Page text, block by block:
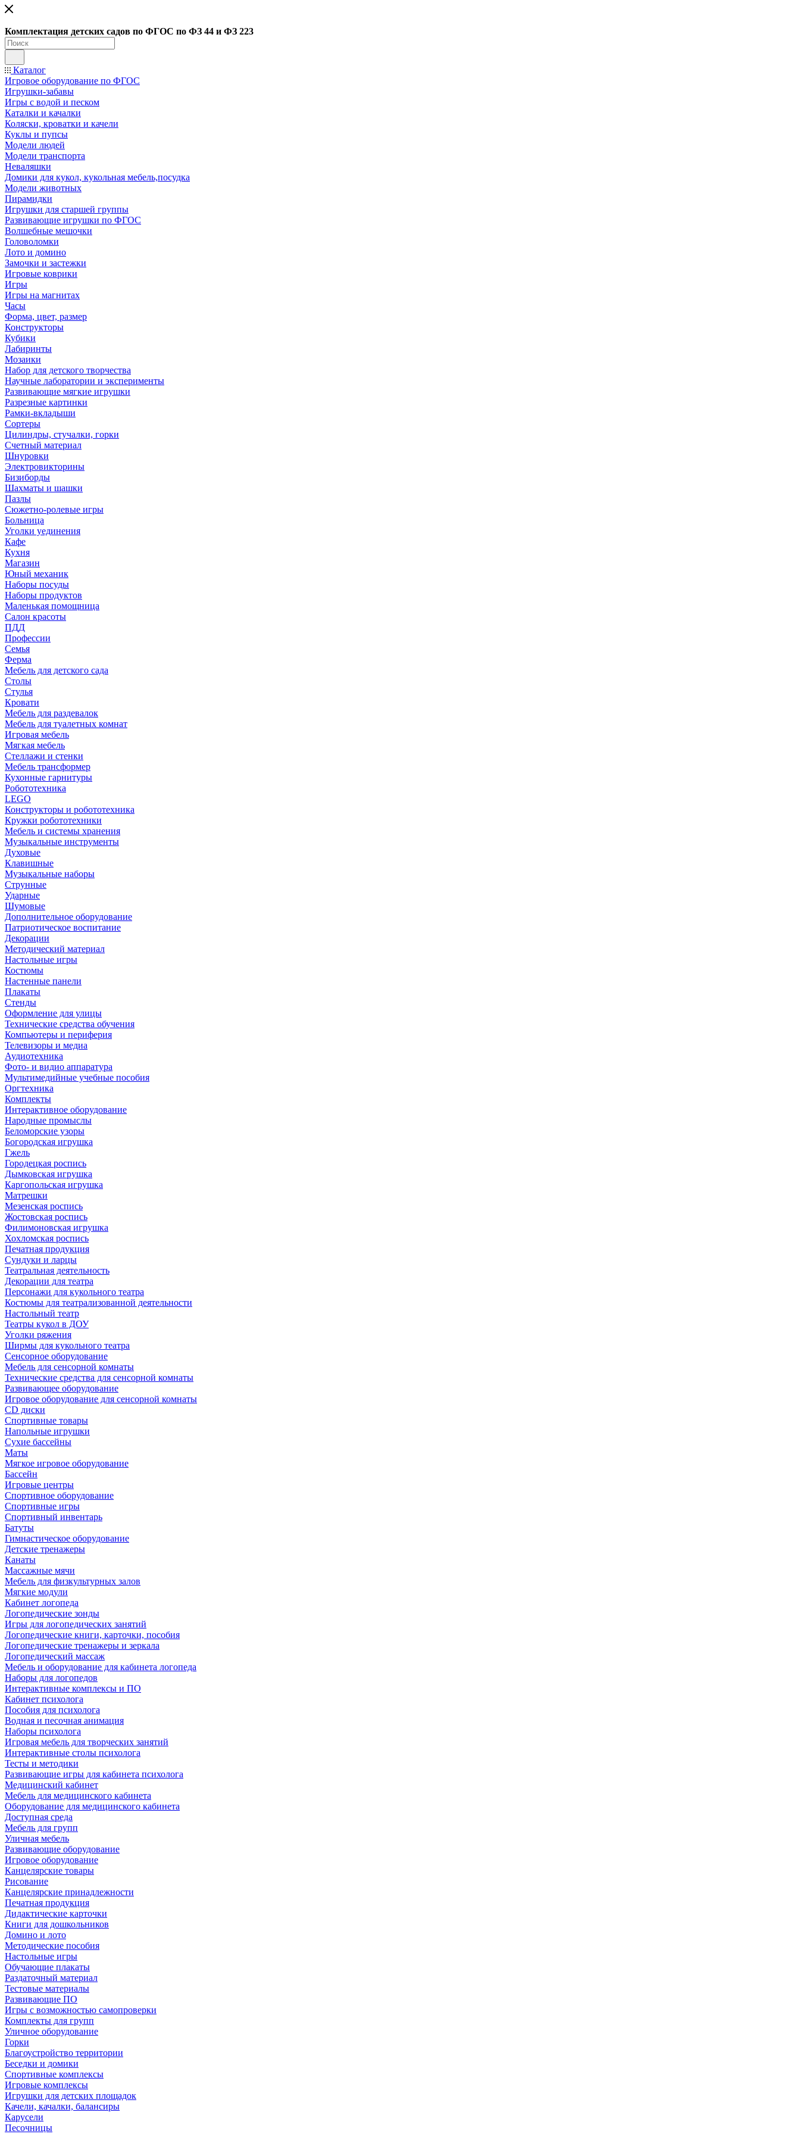
Комплектация детских садов по ФГОC по ФЗ 44 и ФЗ 223
Каталог
Игровое оборудование по ФГОС
Игрушки-забавы
Игры с водой и песком
Каталки и качалки
Коляски, кроватки и качели
Куклы и пупсы
Модели людей
Модели транспорта
Неваляшки
Домики для кукол, кукольная мебель,посудка
Модели животных
Пирамидки
Игрушки для старшей группы
Развивающие игрушки по ФГОС
Волшебные мешочки
Головоломки
Лото и домино
Замочки и застежки
Игровые коврики
Игры
Игры на магнитах
Часы
Форма, цвет, размер
Конструкторы
Кубики
Лабиринты
Мозаики
Набор для детского творчества
Научные лаборатории и эксперименты
Развивающие мягкие игрушки
Разрезные картинки
Рамки-вкладыши
Сортеры
Цилиндры, стучалки, горки
Счетный материал
Шнуровки
Электровикторины
Бизиборды
Шахматы и шашки
Пазлы
Сюжетно-ролевые игры
Больница
Уголки уединения
Кафе
Кухня
Магазин
Юный механик
Наборы посуды
Наборы продуктов
Маленькая помощница
Салон красоты
ПДД
Профессии
Семья
Ферма
Мебель для детского сада
Столы
Cтулья
Кровати
Мебель для раздевалок
Мебель для туалетных комнат
Игровая мебель
Мягкая мебель
Стеллажи и стенки
Мебель трансформер
Кухонные гарнитуры
Робототехника
LEGO
Конструкторы и робототехника
Кружки робототехники
Мебель и системы хранения
Музыкальные инструменты
Духовые
Клавишные
Музыкальные наборы
Струнные
Ударные
Шумовые
Дополнительное оборудование
Патриотическое воспитание
Декорации
Методический материал
Настольные игры
Костюмы
Настенные панели
Плакаты
Стенды
Оформление для улицы
Технические средства обучения
Компьютеры и периферия
Телевизоры и медиа
Аудиотехника
Фото- и видио аппаратура
Мультимедийные учебные пособия
Оргтехника
Комплекты
Интерактивное оборудование
Народные промыслы
Беломорские узоры
Богородская игрушка
Гжель
Городецкая роспись
Дымковская игрушка
Каргопольская игрушка
Матрешки
Мезенская роспись
Жостовская роспись
Филимоновская игрушка
Хохломская роспись
Печатная продукция
Сундуки и ларцы
Театральная деятельность
Декорации для театра
Персонажи для кукольного театра
Костюмы для театрализованной деятельности
Настольный театр
Театры кукол в ДОУ
Уголки ряжения
Ширмы для кукольного театра
Сенсорное оборудование
Мебель для сенсорной комнаты
Технические средства для сенсорной комнаты
Развивающее оборудование
Игровое оборудование для сенсорной комнаты
CD диски
Спортивные товары
Напольные игрушки
Сухие бассейны
Маты
Мягкое игровое оборудование
Бассейн
Игровые центры
Спортивное оборудование
Спортивные игры
Спортивный инвентарь
Батуты
Гимнастическое оборудование
Детские тренажеры
Канаты
Массажные мячи
Мебель для физкультурных залов
Мягкие модули
Кабинет логопеда
Логопедические зонды
Игры для логопедических занятий
Логопедические книги, карточки, пособия
Логопедические тренажеры и зеркала
Логопедический массаж
Мебель и оборудование для кабинета логопеда
Наборы для логопедов
Интерактивные комплексы и ПО
Кабинет психолога
Пособия для психолога
Водная и песочная анимация
Наборы психолога
Игровая мебель для творческих занятий
Интерактивные столы психолога
Тесты и методики
Развивающие игры для кабинета психолога
Медицинский кабинет
Мебель для медицинского кабинета
Оборудование для медицинского кабинета
Доступная среда
Мебель для групп
Уличная мебель
Развивающие оборудование
Игровое оборудование
Канцелярские товары
Рисование
Канцелярские принадлежности
Печатная продукция
Дидактические карточки
Книги для дошкольников
Домино и лото
Методические пособия
Настольные игры
Обучающие плакаты
Раздаточный материал
Тестовые материалы
Развивающие ПО
Игры с возможностью самопроверки
Комплекты для групп
Уличное оборудование
Горки
Благоустройство территории
Беседки и домики
Спортивные комплексы
Игровые комплексы
Игрушки для детских площадок
Качели, качалки, балансиры
Карусели
Песочницы